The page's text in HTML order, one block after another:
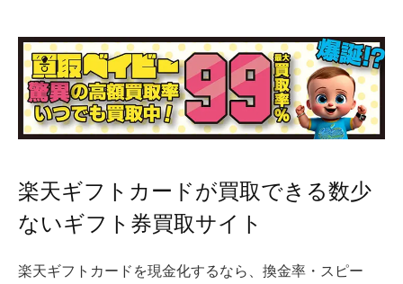
楽天ギフトカードが買取できる数少
ないギフト券買取サイト
楽天ギフトカードを現金化するなら、 換金率・スピー